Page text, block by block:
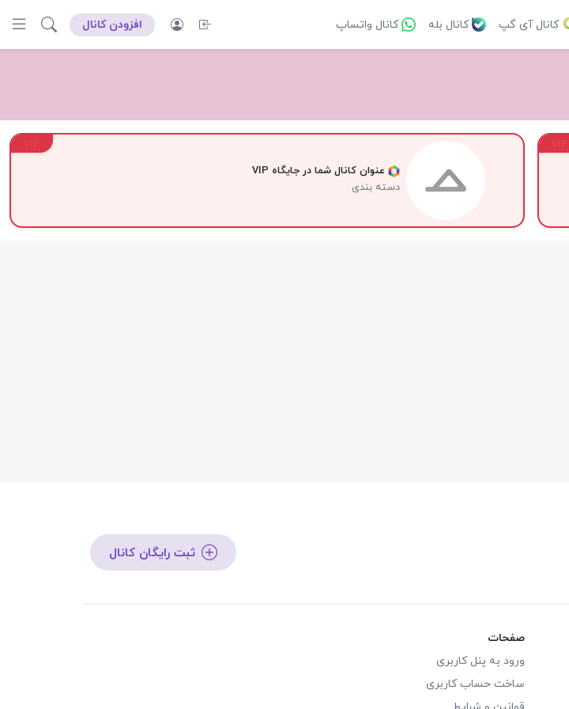
کانال آی گپ کانال بله کانال واتساپ افزودن کانال
عنوان کانال شما در جایگاه VIP
دسته بندی
ثبت رایگان کانال
صفحات
ورود به پنل کاربری
ساخت حساب کاربری